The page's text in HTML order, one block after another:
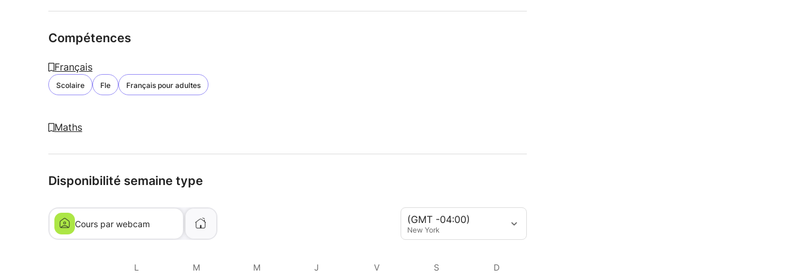
Compétences
Français
Scolaire Fle Français pour adultes
Maths
Disponibilité semaine type
(GMT -04:00)
New York
Cours par webcam
L M M J V S D